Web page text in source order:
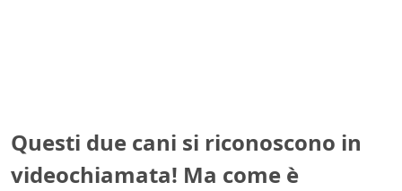
Questi due cani si riconoscono in
videochiamata! Ma come è